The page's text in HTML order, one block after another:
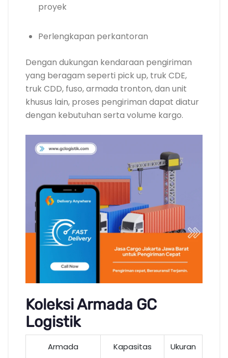
proyek
Perlengkapan perkantoran
Dengan dukungan kendaraan pengiriman
yang beragam seperti pick up, truk CDE,
truk CDD, fuso, armada tronton, dan unit
khusus lain, proses pengiriman dapat diatur
dengan kebutuhan serta volume kargo.
Koleksi Armada GC
Logistik
Armada Kapasitas Ukuran